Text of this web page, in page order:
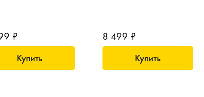
₽
Купить
8 499 ₽
Купить